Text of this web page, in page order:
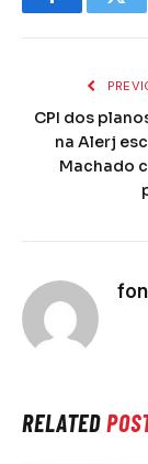
Facebook
CPI dos
na Alerj
Machado
RELATED